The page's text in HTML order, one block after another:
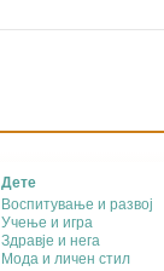
Дете
Воспитување и развој
Учење и игра
Здравје и нега
Мода и личен стил